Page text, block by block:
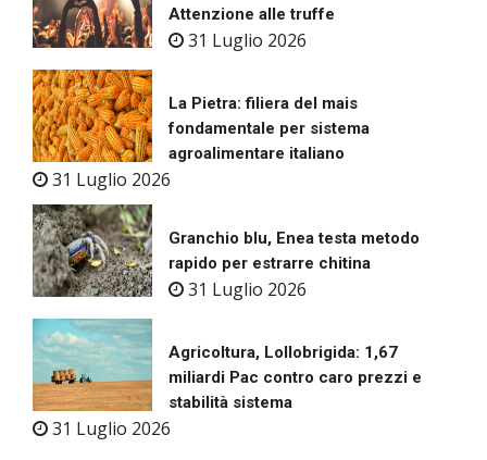
Attenzione alle truffe
31 Luglio 2026
La Pietra: filiera del mais
fondamentale per sistema
agroalimentare italiano
31 Luglio 2026
Granchio blu, Enea testa metodo
rapido per estrarre chitina
31 Luglio 2026
Agricoltura, Lollobrigida: 1,67
miliardi Pac contro caro prezzi e
stabilità sistema
31 Luglio 2026